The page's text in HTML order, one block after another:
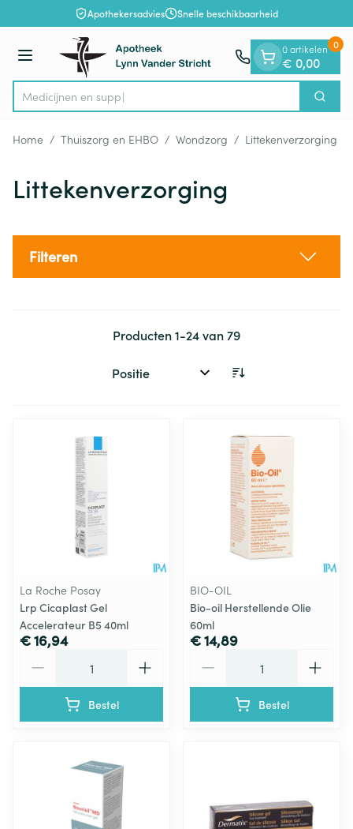
Ga naar de inhoudApothekersadvies Snelle beschikbaarheid
Menu
Product, merk, categorie... Zoek
0 artikelen
€ 0,00
0
Home / Thuiszorg en EHBO / Wondzorg / Littekenverzorging
Littekenverzorging
Filteren
Producten1-24van79
Sorteer op:
La Roche Posay
Lrp Cicaplast Gel
Accelerateur B5 40ml
€ 16,94
Bestel
BIO-OIL
Bio-oil Herstellende Olie
60ml
€ 14,89
Bestel